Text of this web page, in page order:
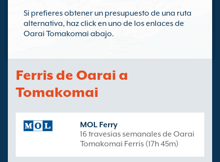
Si prefieres obtener un presupuesto de una ruta
alternativa, haz click en uno de los enlaces de
Oarai Tomakomai abajo.
Ferris de Oarai a
Tomakomai
MOL Ferry
16 travesías semanales de Oarai
Tomakomai Ferris (17h 45m)